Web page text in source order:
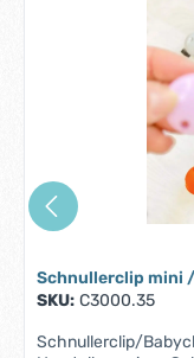
Schnullerclip mini
SKU: C3000.35
Schnullerclip/